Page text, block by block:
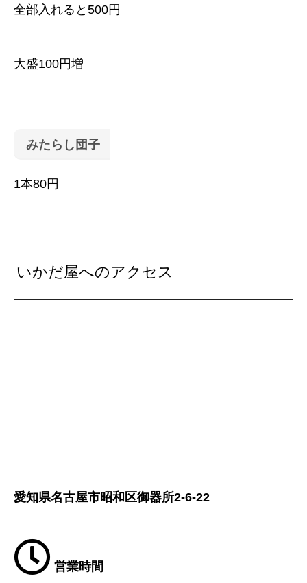
全部入れると500円
大盛100円増
みたらし団子
1本80円
いかだ屋へのアクセス
愛知県名古屋市昭和区御器所2-6-22
営業時間